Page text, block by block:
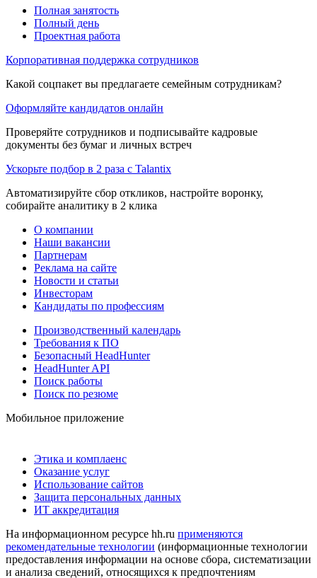
Полная занятость
Полный день
Проектная работа
Корпоративная поддержка сотрудников
Какой соцпакет вы предлагаете семейным сотрудникам?
Оформляйте кандидатов онлайн
Проверяйте сотрудников и подписывайте кадровые
документы без бумаг и личных встреч
Ускорьте подбор в 2 раза с Talantix
Автоматизируйте сбор откликов, настройте воронку,
собирайте аналитику в 2 клика
О компании
Наши вакансии
Партнерам
Реклама на сайте
Новости и статьи
Инвесторам
Кандидаты по профессиям
Производственный календарь
Требования к ПО
Безопасный HeadHunter
HeadHunter API
Поиск работы
Поиск по резюме
Мобильное приложение
Этика и комплаенс
Оказание услуг
Использование сайтов
Защита персональных данных
ИТ аккредитация
На информационном ресурсе hh.ru применяются
рекомендательные технологии (информационные технологии
предоставления информации на основе сбора, систематизации
и анализа сведений, относящихся к предпочтениям